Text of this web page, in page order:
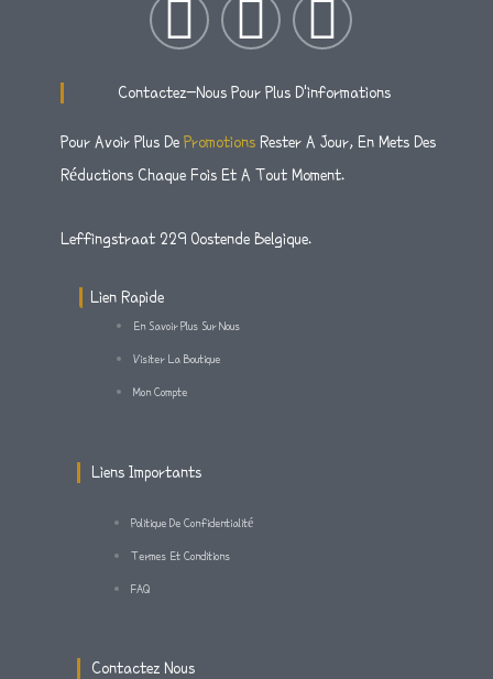
I
N
S
T
A
R
A
M
T
W
I
T
T
F
A
C
E
Contactez-Nous Pour Plus D'informations
Pour Avoir Plus De Promotions Rester A Jour, En Mets Des
Réductions Chaque Fois Et A Tout Moment.
Leffingstraat 229 Oostende Belgique.
Lien Rapide
En Savoir Plus Sur Nous
Visiter La Boutique
Mon Compte
Liens Importants
Politique De Confidentialité
Termes Et Conditions
FAQ
Contactez Nous